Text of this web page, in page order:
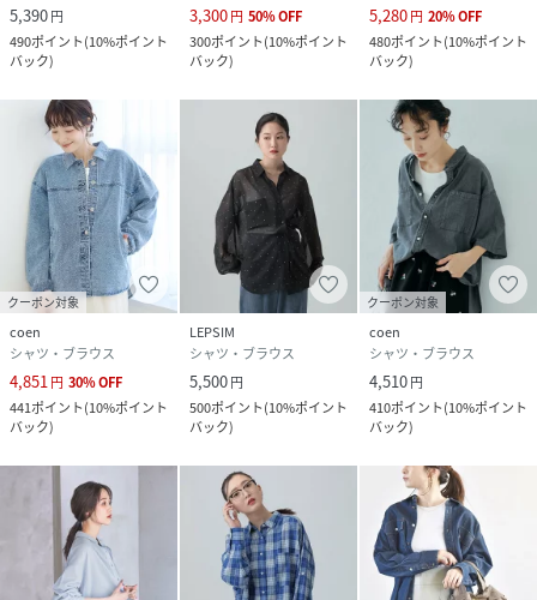
5,390円
490ポイント(10%ポイント
バック)
3,300円 50%OFF
300ポイント(10%ポイント
バック)
5,280円 20%OFF
480ポイント(10%ポイント
バック)
クーポン対象
coen
シャツ・ブラウス
4,851 円 30%OFF
441ポイント(10%ポイント
バック)
LEPSIM
シャツ・ブラウス
5,500円
500ポイント(10%ポイント
バック)
クーポン対象
coen
シャツ・ブラウス
4,510円
410ポイント(10%ポイント
バック)